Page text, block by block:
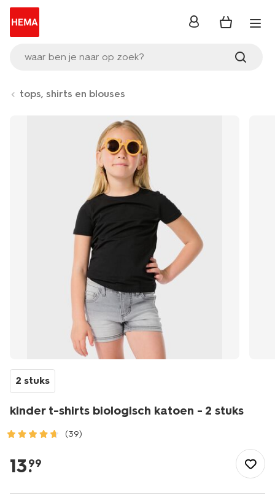
waar ben je naar op zoek?
inloggen
tops, shirts en blouses
2 stuks
kinder t-shirts biologisch katoen - 2 stuks
(39)
tops-
shirts-
t-
13.
99